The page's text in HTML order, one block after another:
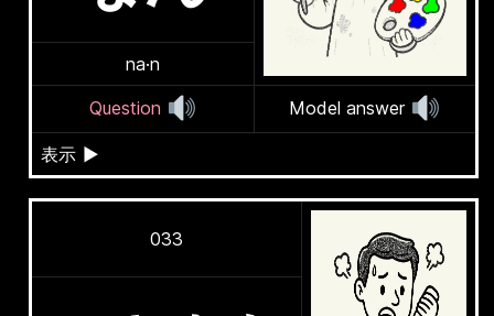
na·n
Question
Model answer
表示 ▶
033